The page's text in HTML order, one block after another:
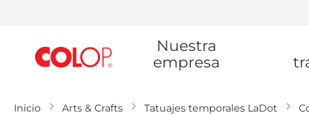
contenido
Nuestra
empresa
Inicio Arts & Crafts Tatuajes temporales LaDot